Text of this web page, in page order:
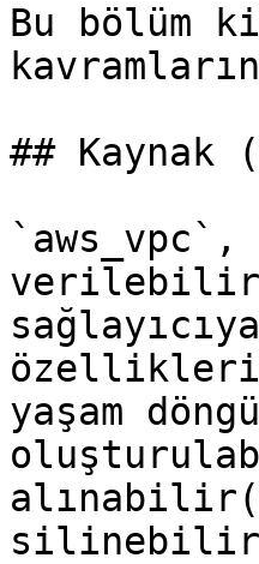
Bu bölüm
## Kaynak
yaşam